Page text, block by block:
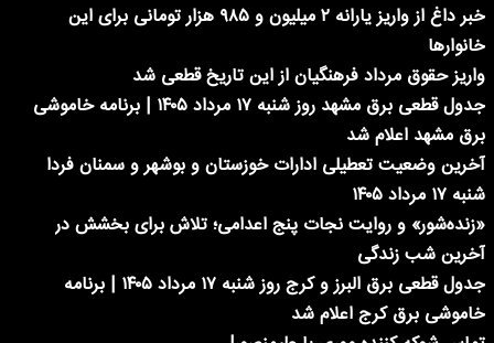
خبر داغ از واریز یارانه ۲ میلیون و ۹۸۵ هزار تومانی برای این
خانوارها
واریز حقوق مرداد فرهنگیان از این تاریخ قطعی شد
جدول قطعی برق مشهد روز شنبه ۱۷ مرداد ۱۴۰۵ | برنامه خاموشی
برق مشهد اعلام شد
آخرین وضعیت تعطیلی ادارات خوزستان و بوشهر و سمنان فردا
شنبه ۱۷ مرداد ۱۴۰۵
«زنده‌شور» و روایت نجات پنج اعدامی؛ تلاش برای بخشش در
آخرین شب زندگی
جدول قطعی برق البرز و کرج روز شنبه ۱۷ مرداد ۱۴۰۵ | برنامه
خاموشی برق کرج اعلام شد